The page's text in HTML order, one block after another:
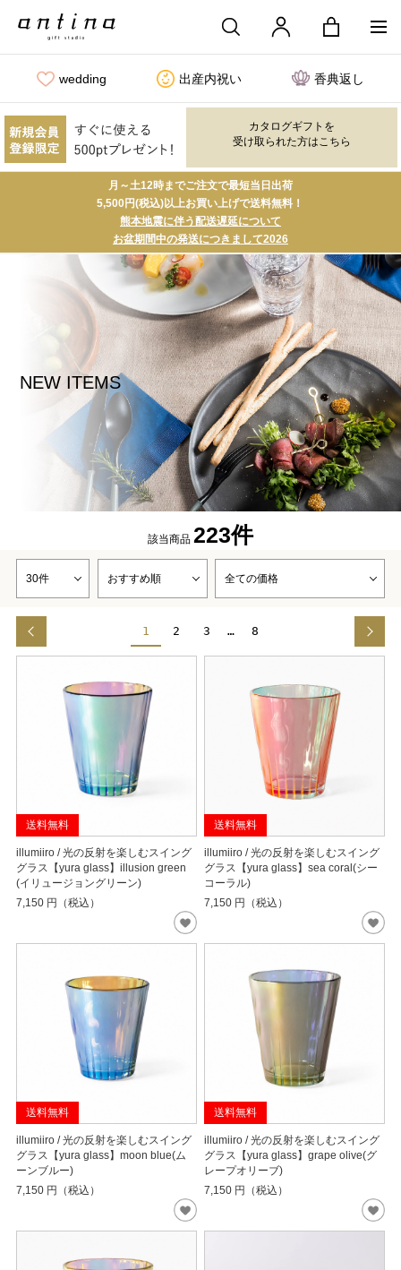
wedding 出産内祝い 香典返し
カタログギフトを
受け取られた方はこちら
月～土12時までご注文で最短当日出荷
5,500円(税込)以上お買い上げで送料無料！
熊本地震に伴う配送遅延について
お盆期間中の発送につきまして2026
NEW ITEMS
該当商品 223件
1 2 3 … 8
送料無料
illumiiro / 光の反射を楽しむスイング
グラス【yura glass】illusion green
(イリュージョングリーン)
7,150 円（税込）
送料無料
illumiiro / 光の反射を楽しむスイング
グラス【yura glass】sea coral(シー
コーラル)
7,150 円（税込）
送料無料
illumiiro / 光の反射を楽しむスイング
グラス【yura glass】moon blue(ム
ーンブルー)
7,150 円（税込）
送料無料
illumiiro / 光の反射を楽しむスイング
グラス【yura glass】grape olive(グ
レープオリーブ)
7,150 円（税込）